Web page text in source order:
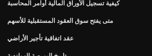
كيفية تسجيل الأوراق المالية أوامر المحاسبة
متى يفتح سوق العقود المستقبلية للأسهم
عقد اتفاقية تأجير الأراضي